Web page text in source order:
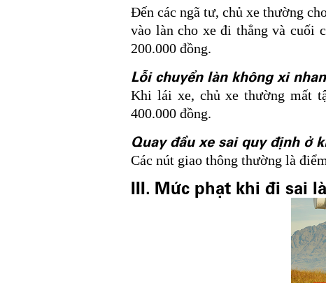
Đến các ngã tư, chủ xe thường
vào làn cho xe đi thẳng và cuối
200.000 đồng.
Lỗi chuyển làn không xi nhan
Khi lái xe, chủ xe thường mất
400.000 đồng.
Quay đầu xe sai quy định ở
Các nút giao thông thường là
III. Mức phạt khi đi sai